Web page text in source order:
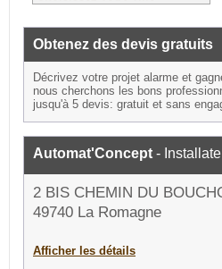
Obtenez des devis gratuits
Décrivez votre projet alarme et
nous cherchons les bons
jusqu'à 5 devis: gratuit et sans
Automat'Concept -
2 BIS CHEMIN DU
49740 La Romagne
Afficher les détails